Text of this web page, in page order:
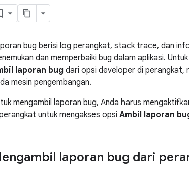
bug berisi log perangkat, stack trace, dan
dan memperbaiki bug dalam aplikasi.
laporan bug dari opsi developer di perangkat,
mesin pengembangan.
mengambil laporan bug, Anda harus
untuk mengakses opsi Ambil laporan
laporan bug dari